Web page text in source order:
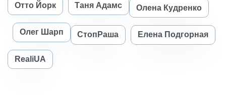
Отто Йорк Таня Адамс Олена Кудренко
Олег Шарп СтопРаша Елена Подгорная
RealiUA